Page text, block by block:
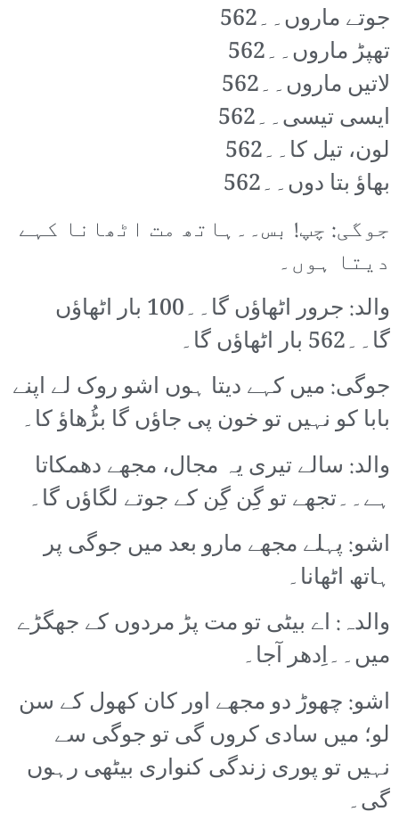
جوتے ماروں۔۔562
تھپڑ ماروں۔۔562
لاتیں ماروں۔۔562
ایسی تیسی۔۔562
لون، تیل کا۔۔562
بھاؤ بتا دوں۔۔562
جوگی: چپ! بس۔۔ہاتھ مت اٹھانا کہے
دیتا ہوں۔
والد: جرور اٹھاؤں گا۔۔100 بار اٹھاؤں
گا۔۔562 بار اٹھاؤں گا۔
جوگی: میں کہے دیتا ہوں اشو روک لے اپنے
بابا کو نہیں تو خون پی جاؤں گا بڑُھاؤ کا۔
والد: سالے تیری یہ مجال، مجھے دھمکاتا
ہے۔۔تجھے تو گِن گِن کے جوتے لگاؤں گا۔
اشو: پہلے مجھے مارو بعد میں جوگی پر
ہاتھ اٹھانا۔
والدہ: اے بیٹی تو مت پڑ مردوں کے جھگڑے
میں۔۔اِدھر آجا۔
اشو: چھوڑ دو مجھے اور کان کھول کے سن
لو؛ میں سادی کروں گی تو جوگی سے
نہیں تو پوری زندگی کنواری بیٹھی رہوں
گی۔